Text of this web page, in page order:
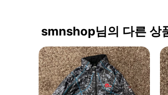
smnshop님의 다른 상